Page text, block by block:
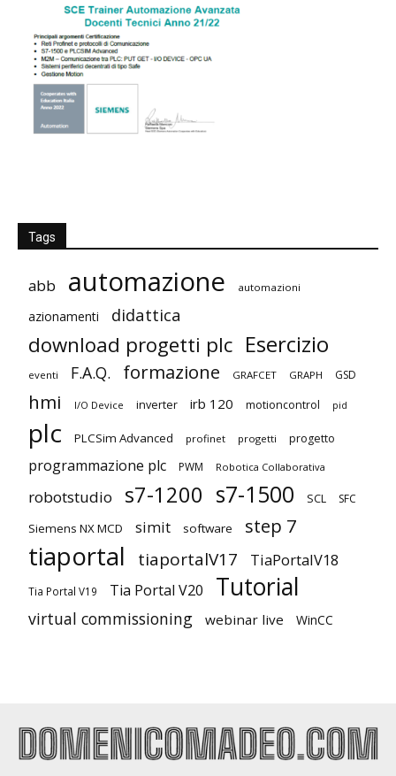
Tags
abb automazione automazioni
azionamenti didattica
download progetti plc Esercizio
eventi F.A.Q. formazione GRAFCET GRAPH GSD
hmi I/O Device inverter irb 120 motioncontrol pid
plc PLCSim Advanced profinet progetti progetto
programmazione plc PWM Robotica Collaborativa
robotstudio s7-1200 s7-1500 SCL SFC
Siemens NX MCD simit software step 7
tiaportal tiaportalV17 TiaPortalV18
Tia Portal V19 Tia Portal V20 Tutorial
virtual commissioning webinar live WinCC